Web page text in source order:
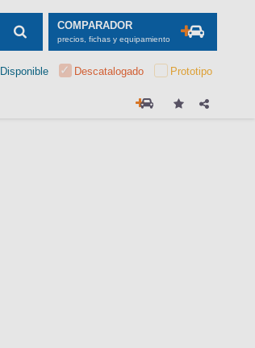
COMPARADOR
precios, fichas y equipamiento
Disponible Descatalogado Prototipo